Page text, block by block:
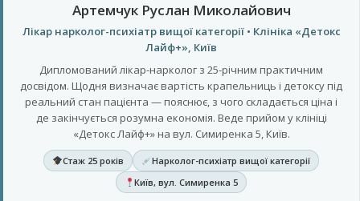
Артемчук Руслан Миколайович
Лікар нарколог-психіатр вищої категорії • Клініка «Детокс
Лайф+», Київ
Дипломований лікар-нарколог з 25-річним практичним
досвідом. Щодня визначає вартість крапельниць і детоксу під
реальний стан пацієнта — пояснює, з чого складається ціна і
де закінчується розумна економія. Веде прийом у клініці
«Детокс Лайф+» на вул. Симиренка 5, Київ.
Стаж 25 років
Нарколог-психіатр вищої категорії
Київ, вул. Симиренка 5